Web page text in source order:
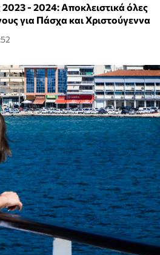
- 2024: Αποκλειστικά όλες
για Πάσχα και Χριστούγεννα